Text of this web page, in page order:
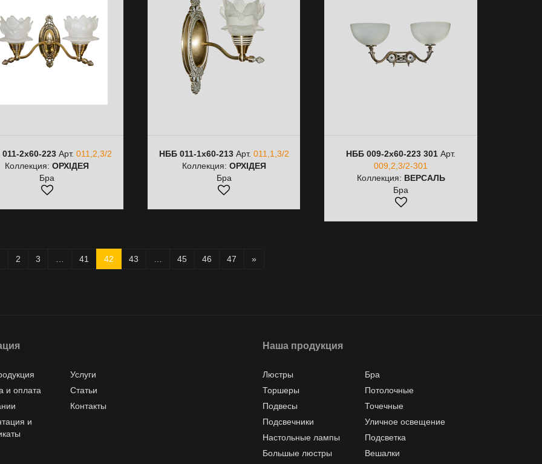
2х60-223 Арт.011,2,3/2
Коллекция:ОРХІДЕЯ
Бра
НББ 011-1х60-213Арт. 011,1,3/2
Коллекция: ОРХІДЕЯ
Бра
НББ 009-2х60-223 301 Арт.
009,2,3/2-301
Коллекция: ВЕРСАЛЬ
Бра
2 3 41 42 43 45 46 47 »
Услуги
и оплата
Статьи
Контакты
и
Наша продукция
Люстры
Бра
Торшеры
Потолочные
Подвесы
Точечные
Подсвечники
Уличное освещение
Настольные лампы
Подсветка
Большые люстры
Вешалки